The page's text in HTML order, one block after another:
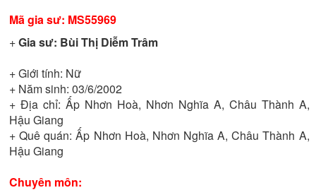
Mã gia sư: MS55969
+Gia sư: Bùi Thị Diễm Trâm
+ Giới tính: Nữ
+ Năm sinh: 03/6/2002
+ Địa chỉ: Ấp Nhơn Hoà, Nhơn Nghĩa A, Châu Thành A,
Hậu Giang
+ Quê quán:Ấp Nhơn Hoà, Nhơn Nghĩa A, Châu Thành A,
Hậu Giang
Chuyên môn: